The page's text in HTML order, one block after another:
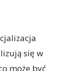
się w
może być